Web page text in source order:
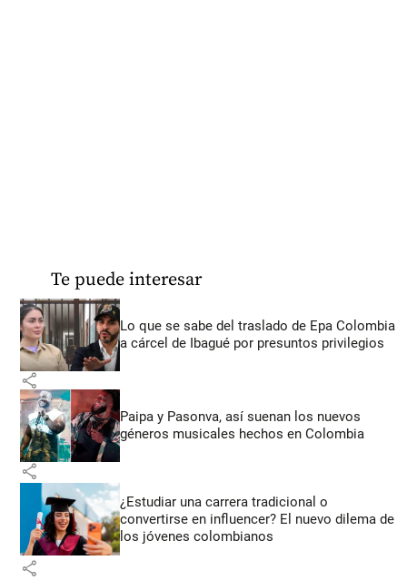
Te puede interesar
Lo que se sabe del traslado de Epa Colombia
a cárcel de Ibagué por presuntos privilegios
share
Paipa y Pasonva, así suenan los nuevos
géneros musicales hechos en Colombia
share
¿Estudiar una carrera tradicional o
convertirse en influencer? El nuevo dilema de
los jóvenes colombianos
share